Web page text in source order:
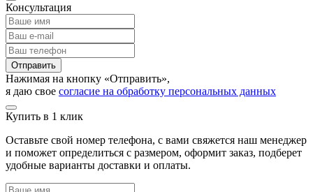
Консультация
Отправить
Нажимая на кнопку «Отправить»,
я даю свое согласие на обработку персональных данных
Купить в 1 клик
Оставьте свой номер телефона, с вами свяжется наш менеджер
и поможет определиться с размером, оформит заказ, подберет
удобные варианты доставки и оплаты.